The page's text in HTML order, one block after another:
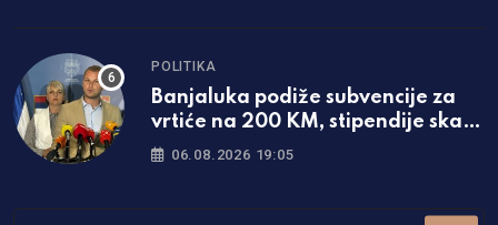
POLITIKA
Banjaluka podiže subvencije za
vrtiće na 200 KM, stipendije skaču
za čak 50 odsto!
06.08.2026 19:05